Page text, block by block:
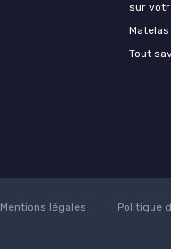
sur
Tout
Mentions légales Politique